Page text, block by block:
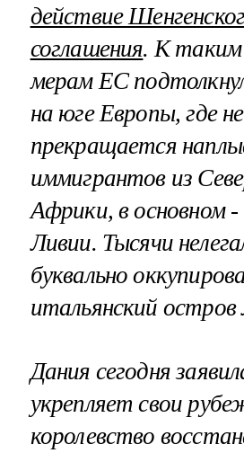
действие
соглашения. К таким
мерам ЕС
на юге Европы, где не
прекращается
иммигрантов из
Африки, в основном -
Ливии. Тысячи
буквально
итальянский остров
Дания сегодня
укрепляет свои
королевство